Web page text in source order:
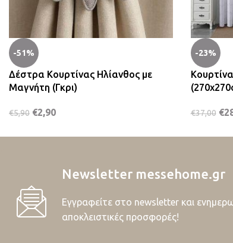
-51%
Δέστρα Κουρτίνας Ηλίανθος με
Μαγνήτη (Γκρι)
€5,90 €2,90
-23%
€37,00 €
Newsletter messehome.gr
Εγγραφείτε στο newsletter και
αποκλειστικές προσφορές!